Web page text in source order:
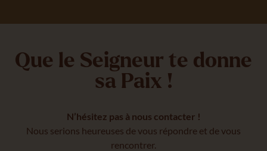
N’hésitez pas à nous contacter !
Nous serions heureuses de vous répondre et de vous
rencontrer.
Que le Seigneur te donne
sa Paix !